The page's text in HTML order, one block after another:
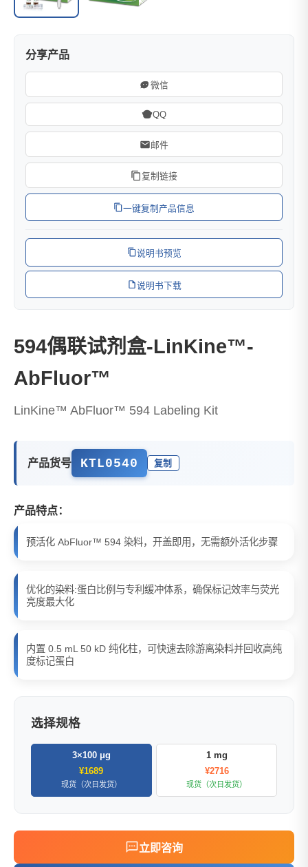
分享产品
微信
QQ
邮件
复制链接
一键复制产品信息
说明书预览
说明书下载
594偶联试剂盒-LinKine™-
AbFluor™
LinKine™ AbFluor™ 594 Labeling Kit
产品货号 KTL0540 复制
产品特点：
预活化 AbFluor™ 594 染料，开盖即用，无需额外活化步骤
优化的染料:蛋白比例与专利缓冲体系，确保标记效率与荧光
亮度最大化
内置 0.5 mL 50 kD 纯化柱，可快速去除游离染料并回收高纯
度标记蛋白
选择规格
3×100 μg
¥1689
现货（次日发货）
1 mg
¥2716
现货（次日发货）
立即咨询